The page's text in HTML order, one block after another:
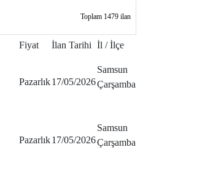
Toplam 1479 ilan
Fiyat İlan Tarihi İl / İlçe
Pazarlık17/05/2026
Samsun
Çarşamba
Pazarlık17/05/2026
Samsun
Çarşamba